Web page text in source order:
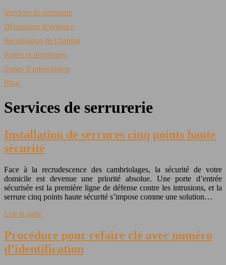
Services de serrurerie
Dépannage d’urgence
Sécurisation de l’habitat
Portes et fermetures
Zones d’intervention
Blog
Services de serrurerie
Installation de serrures cinq points haute
sécurité
Face à la recrudescence des cambriolages, la sécurité de votre
domicile est devenue une priorité absolue. Une porte d’entrée
sécurisée est la première ligne de défense contre les intrusions, et la
serrure cinq points haute sécurité s’impose comme une solution…
Lire la suite
Procédure pour refaire clé avec numéro
d’identification